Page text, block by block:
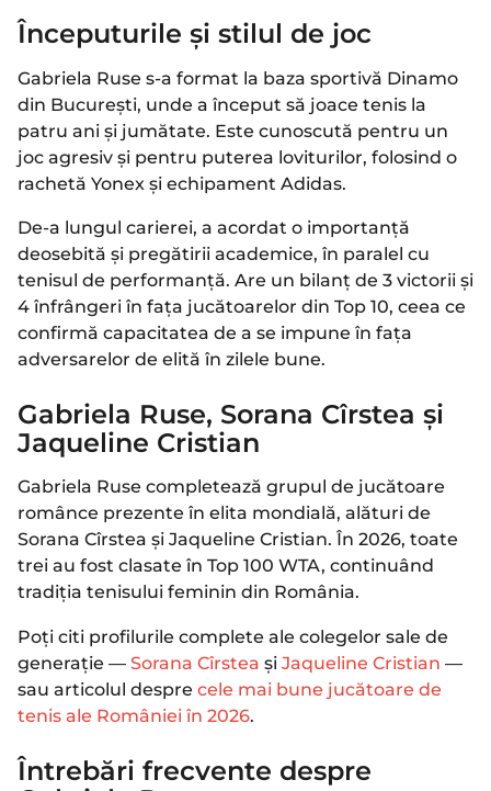
Începuturile și stilul de joc
Gabriela Ruse s-a format la baza sportivă Dinamo
din București, unde a început să joace tenis la
patru ani și jumătate. Este cunoscută pentru un
joc agresiv și pentru puterea loviturilor, folosind o
rachetă Yonex și echipament Adidas.
De-a lungul carierei, a acordat o importanță
deosebită și pregătirii academice, în paralel cu
tenisul de performanță. Are un bilanț de 3 victorii și
4 înfrângeri în fața jucătoarelor din Top 10, ceea ce
confirmă capacitatea de a se impune în fața
adversarelor de elită în zilele bune.
Gabriela Ruse, Sorana Cîrstea și
Jaqueline Cristian
Gabriela Ruse completează grupul de jucătoare
românce prezente în elita mondială, alături de
Sorana Cîrstea și Jaqueline Cristian. În 2026, toate
trei au fost clasate în Top 100 WTA, continuând
tradiția tenisului feminin din România.
Poți citi profilurile complete ale colegelor sale de
generație — Sorana Cîrstea și Jaqueline Cristian —
sau articolul despre cele mai bune jucătoare de
tenis ale României în 2026.
Întrebări frecvente despre